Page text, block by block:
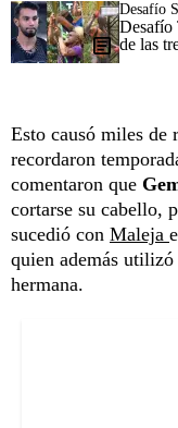
Desafío
Desafío
de las
Esto causó miles de
recordaron
comentaron que
cortarse su cabello,
sucedió con Maleja
quien además
hermana.